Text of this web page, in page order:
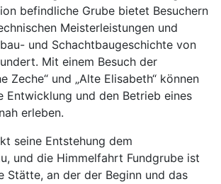
befindliche Grube bietet Besuchern
Meisterleistungen und
und Schachtbaugeschichte von
Mit einem Besuch der
Zeche“ und „Alte Elisabeth“ können
Entwicklung und den Betrieb eines
erleben.
seine Entstehung dem
und die Himmelfahrt Fundgrube ist
Stätte, an der der Beginn und das